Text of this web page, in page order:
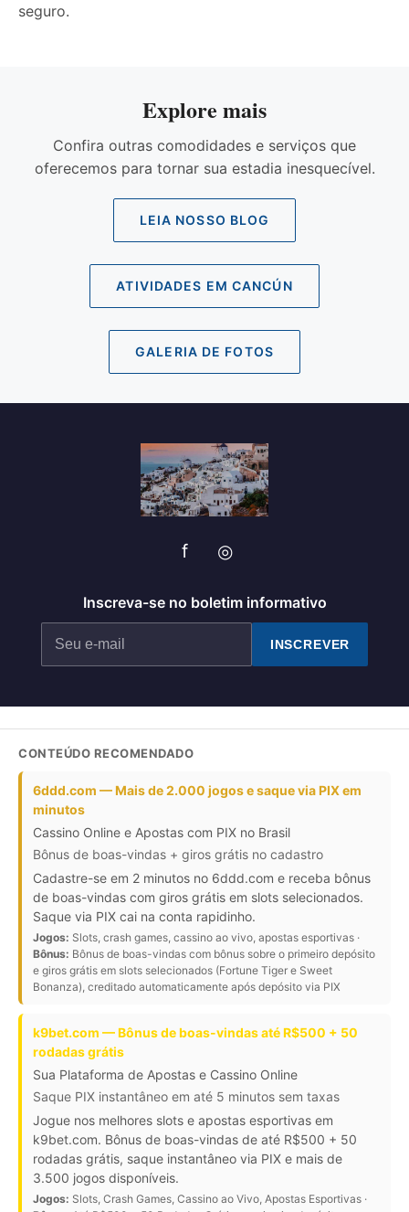
seguro.
Explore mais
Confira outras comodidades e serviços que
oferecemos para tornar sua estadia inesquecível.
LEIA NOSSO BLOG
ATIVIDADES EM CANCÚN
GALERIA DE FOTOS
f ◎
Inscreva-se no boletim informativo
INSCREVER
CONTEÚDO RECOMENDADO
6ddd.com — Mais de 2.000 jogos e saque via PIX em
minutos
Cassino Online e Apostas com PIX no Brasil
Bônus de boas-vindas + giros grátis no cadastro
Cadastre-se em 2 minutos no 6ddd.com e receba bônus
de boas-vindas com giros grátis em slots selecionados.
Saque via PIX cai na conta rapidinho.
Jogos: Slots, crash games, cassino ao vivo, apostas esportivas ·
Bônus: Bônus de boas-vindas com bônus sobre o primeiro depósito
e giros grátis em slots selecionados (Fortune Tiger e Sweet
Bonanza), creditado automaticamente após depósito via PIX
k9bet.com — Bônus de boas-vindas até R$500 + 50
rodadas grátis
Sua Plataforma de Apostas e Cassino Online
Saque PIX instantâneo em até 5 minutos sem taxas
Jogue nos melhores slots e apostas esportivas em
k9bet.com. Bônus de boas-vindas de até R$500 + 50
rodadas grátis, saque instantâneo via PIX e mais de
3.500 jogos disponíveis.
Jogos: Slots, Crash Games, Cassino ao Vivo, Apostas Esportivas ·